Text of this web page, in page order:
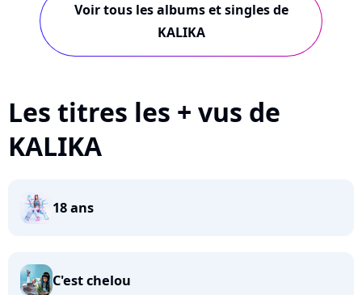
Voir tous les albums et singles de
KALIKA
Les titres les + vus de
KALIKA
18 ans
C'est chelou